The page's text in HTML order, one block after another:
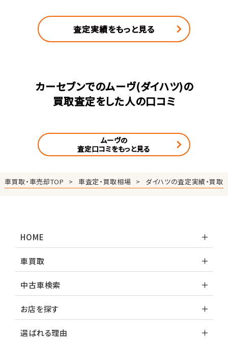
査定実績をもっと見る
カーセブンでのムーヴ(ダイハツ)の
買取査定をした人の口コミ
ムーヴの
査定口コミをもっと見る
車買取・車売却TOP 車査定・買取相場 ダイハツの査定実績・買取
HOME
車買取
中古車検索
お店を探す
選ばれる理由